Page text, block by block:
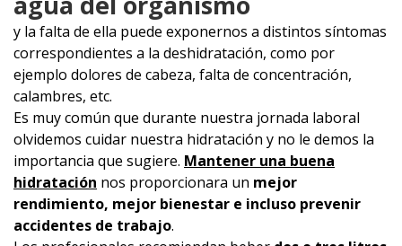
y la falta de ella puede exponernos a distintos síntomas
correspondientes a la deshidratación, como por
ejemplo dolores de cabeza, falta de concentración,
calambres, etc.
Es muy común que durante nuestra jornada laboral
olvidemos cuidar nuestra hidratación y no le demos la
importancia que sugiere. Mantener una buena
hidratación nos proporcionara un mejor
rendimiento, mejor bienestar e incluso prevenir
accidentes de trabajo.